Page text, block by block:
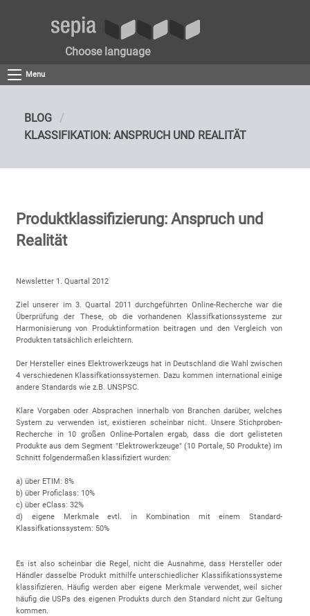
Choose language
Menu
BLOG
KLASSIFIKATION: ANSPRUCH UND REALITÄT
Produktklassifizierung: Anspruch und
Realität
Newsletter 1. Quartal 2012
Ziel unserer im 3. Quartal 2011 durchgeführten Online-Recherche war die
Überprüfung der These, ob die vorhandenen Klassifkationssysteme zur
Harmonisierung von Produktinformation beitragen und den Vergleich von
Produkten tatsächlich erleichtern.
Der Hersteller eines Elektrowerkzeugs hat in Deutschland die Wahl zwischen
4 verschiedenen Klassifkationssystemen. Dazu kommen international einige
andere Standards wie z.B. UNSPSC.
Klare Vorgaben oder Absprachen innerhalb von Branchen darüber, welches
System zu verwenden ist, existieren scheinbar nicht. Unsere Stichproben-
Recherche in 10 großen Online-Portalen ergab, dass die dort gelisteten
Produkte aus dem Segment "Elektrowerkzeuge" (10 Portale, 50 Produkte) im
Schnitt folgendermaßen klassifiziert wurden:
a) über ETIM: 8%
b) über Proficlass: 10%
c) über eClass: 32%
d) eigene Merkmale evtl. in Kombination mit einem Standard-
Klassifkationssystem: 50%
Es ist also scheinbar die Regel, nicht die Ausnahme, dass Hersteller oder
Händler dasselbe Produkt mithilfe unterschiedlicher Klassifikationssysteme
klassifizieren. Häufig werden aber eigene Merkmale verwendet, weil sicher
häufig die USPs des eigenen Produkts durch den Standard nicht zur Geltung
kommen.